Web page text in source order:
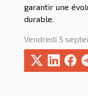
garantir une
durable.
Vendredi 5